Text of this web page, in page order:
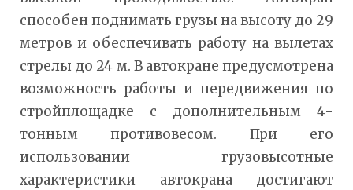
способен поднимать грузы на высоту до 29
метров и обеспечивать работу на вылетах
стрелы до 24 м. В автокране предусмотрена
возможность работы и передвижения по
стройплощадке с дополнительным 4-
тонным противовесом. При его
использовании грузовысотные
характеристики автокрана достигают